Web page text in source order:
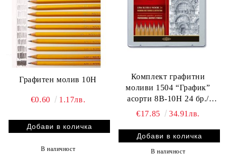
Графитен молив 10H
€0.60 1.17лв.
В наличност
Комплект графитни
моливи 1504 “График”
асорти 8В-10Н 24 бр./
метална кутия
€17.85 34.91лв.
В наличност